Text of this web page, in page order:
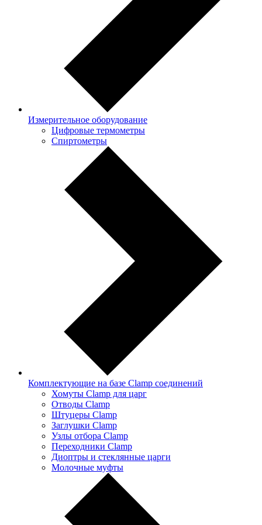
Измерительное оборудование
Цифровые термометры
Спиртометры
Комплектующие на базе Clamp соединений
Хомуты Clamp для царг
Отводы Clamp
Штуцеры Clamp
Заглушки Clamp
Узлы отбора Clamp
Переходники Clamp
Диоптры и стеклянные царги
Молочные муфты